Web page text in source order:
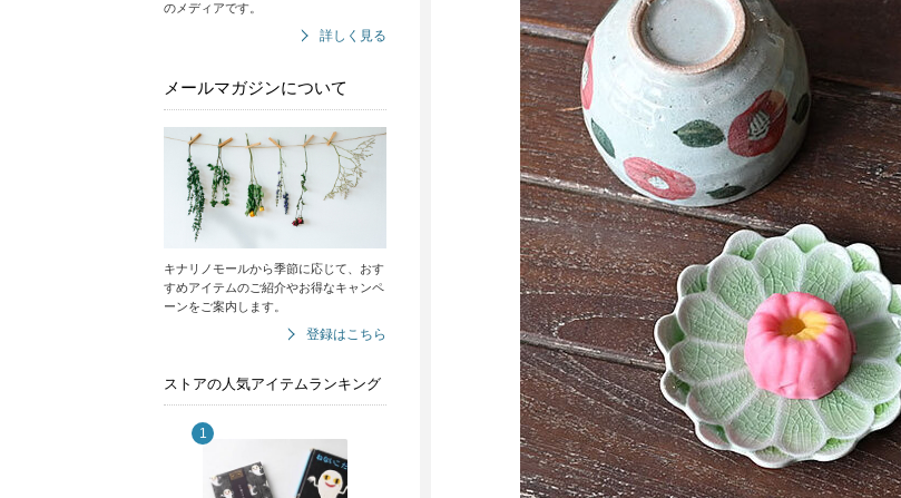
のメディアです。
詳しく見る
メールマガジンについて
キナリノモールから季節に応じて、おす
すめアイテムのご紹介やお得なキャンペ
ーンをご案内します。
登録はこちら
ストアの人気アイテムランキング